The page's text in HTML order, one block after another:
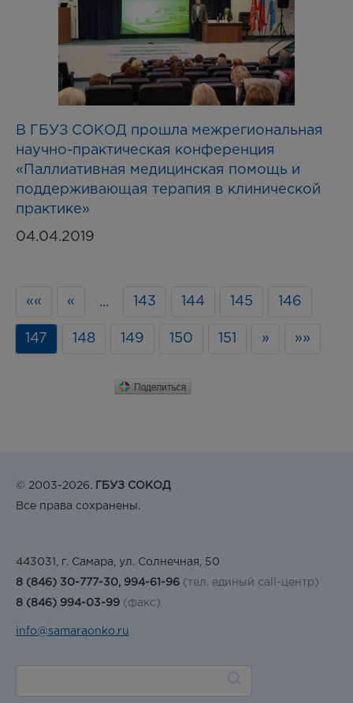
В ГБУЗ СОКОД прошла межрегиональная
научно-практическая конференция
«Паллиативная медицинская помощь и
поддерживающая терапия в клинической
практике»
04.04.2019
«« « ... 143 144 145 146
147 148 149 150 151 » »»
© 2003-2026. ГБУЗ СОКОД
Все права сохранены.
443031, г. Самара, ул. Солнечная, 50
8 (846) 30-777-30, 994-61-96 (тел. единый call-центр)
8 (846) 994-03-99 (факс)
info@samaraonko.ru